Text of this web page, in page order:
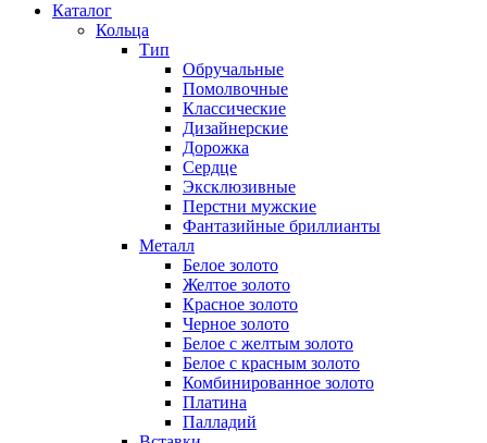
Каталог
Кольца
Тип
Обручальные
Помолвочные
Классические
Дизайнерские
Дорожка
Сердце
Эксклюзивные
Перстни мужские
Фантазийные бриллианты
Металл
Белое золото
Желтое золото
Красное золото
Черное золото
Белое с желтым золото
Белое с красным золото
Комбинированное золото
Платина
Палладий